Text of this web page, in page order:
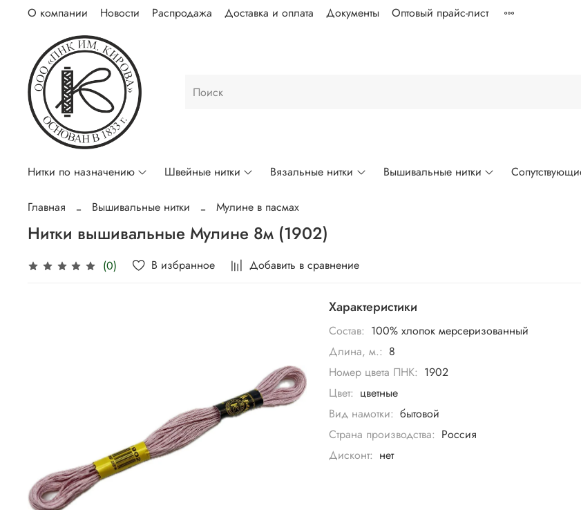
О компании Новости Распродажа Доставка и оплата Документы Оптовый прайс-лист
Нитки по назначению Швейные нитки Вязальные нитки Вышивальные нитки
Главная Вышивальные нитки Мулине в пасмах
Нитки вышивальные Мулине 8м (1902)
(0) В избранное Добавить в сравнение
Характеристики
Состав: 100% хлопок мерсеризованный
Длина, м.: 8
Номер цвета ПНК: 1902
Цвет: цветные
Вид намотки: бытовой
Страна производства: Россия
Дисконт: нет